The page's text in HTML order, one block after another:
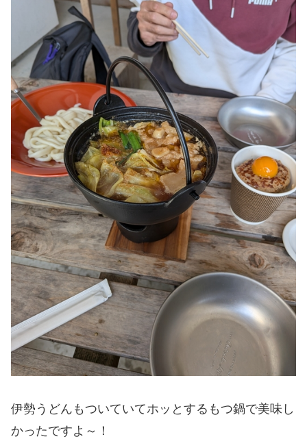
伊勢うどんもついていてホッとするもつ鍋で美味し
かったですよ～！